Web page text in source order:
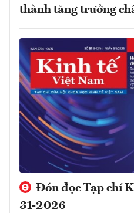
thành tăng trưởng
Đón đọc Tạp chí
31-2026